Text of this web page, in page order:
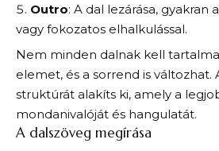
Outro: A dal lezárása, gyakran
vagy fokozatos elhalkulással.
Nem minden dalnak kell
elemet, és a sorrend is változhat.
struktúrát alakíts ki, amely a
mondanivalóját és hangulatát.
A dalszöveg megírása